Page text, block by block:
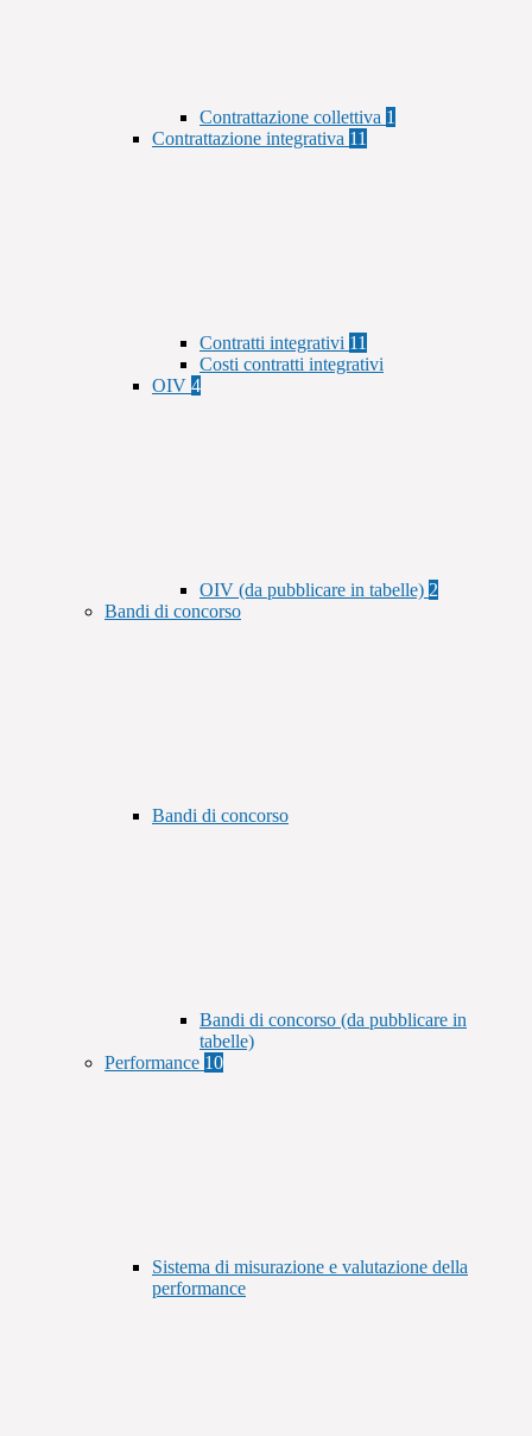
Contrattazione collettiva 1
Contrattazione integrativa 11
Contratti integrativi 11
Costi contratti integrativi
OIV 4
OIV (da pubblicare in tabelle) 2
Bandi di concorso
Bandi di concorso
Bandi di concorso (da pubblicare in
tabelle)
Performance 10
Sistema di misurazione e valutazione della
performance